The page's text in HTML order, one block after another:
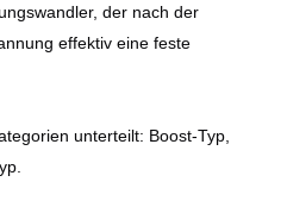
der nach der
effektiv eine feste
unterteilt: Boost-Typ,